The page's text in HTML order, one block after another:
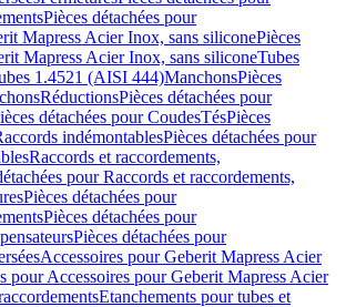
Pièces détachées pour
Mapress Acier Inox, sans siliconePièces
Mapress Acier Inox, sans siliconeTubes
1.4521 (AISI 444)ManchonsPièces
RéductionsPièces détachées pour
détachées pour CoudesTésPièces
indémontablesPièces détachées pour
Raccords et raccordements,
pour Raccords et raccordements,
Pièces détachées pour
Pièces détachées pour
Pièces détachées pour
Accessoires pour Geberit Mapress Acier
pour Accessoires pour Geberit Mapress Acier
Etanchements pour tubes et